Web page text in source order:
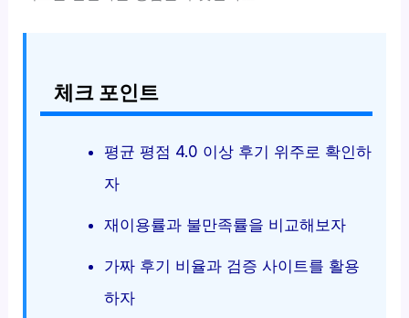
체크 포인트
평균 평점 4.0 이상 후기 위주로 확인하
자
재이용률과 불만족률을 비교해보자
가짜 후기 비율과 검증 사이트를 활용
하자